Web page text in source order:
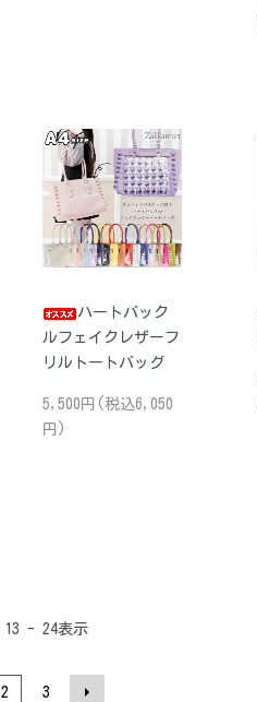
ハートバック
ルフェイクレザーフ
リルトートバッグ
5,500円(税込6,050
円)
13 - 24表示
2 3